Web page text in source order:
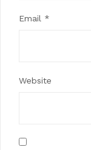
Email *
Website